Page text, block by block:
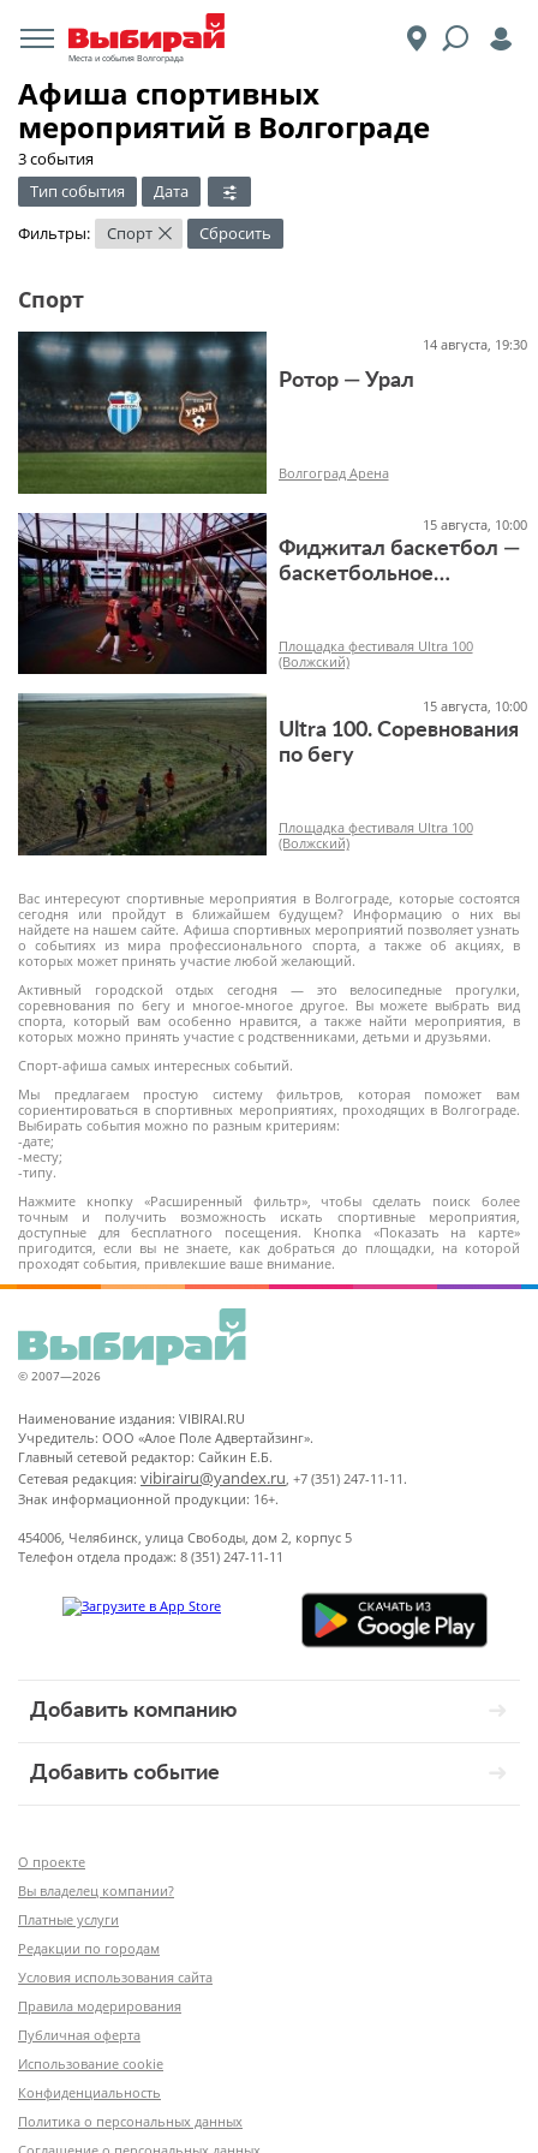
Места и события Волгограда
Афиша спортивных
мероприятий в Волгограде
3 события
Тип события
Дата
Фильтры:
Спорт × Сбросить
Вас интересуют спортивные мероприятия в Волгограде, которые состоятся
сегодня или пройдут в ближайшем будущем? Информацию о них вы
найдете на нашем сайте. Афиша спортивных мероприятий позволяет узнать
о событиях из мира профессионального спорта, а также об акциях, в
которых может принять участие любой желающий.
Активный городской отдых сегодня — это велосипедные прогулки,
соревнования по бегу и многое-многое другое. Вы можете выбрать вид
спорта, который вам особенно нравится, а также найти мероприятия, в
которых можно принять участие с родственниками, детьми и друзьями.
Спорт-афиша самых интересных событий.
Мы предлагаем простую систему фильтров, которая поможет вам
сориентироваться в спортивных мероприятиях, проходящих в Волгограде.
Выбирать события можно по разным критериям:
-дате;
-месту;
-типу.
Нажмите кнопку «Расширенный фильтр», чтобы сделать поиск более
точным и получить возможность искать спортивные мероприятия,
доступные для бесплатного посещения. Кнопка «Показать на карте»
пригодится, если вы не знаете, как добраться до площадки, на которой
проходят события, привлекшие ваше внимание.
Спорт
14 августа, 19:30
Ротор — Урал
Волгоград Арена
15 августа, 10:00
Фиджитал баскетбол —
баскетбольное
Площадка фестиваля Ultra 100
(Волжский)
15 августа, 10:00
Ultra 100. Соревнования
по бегу
Площадка фестиваля Ultra 100
(Волжский)
© 2007—2026
Наименование издания: VIBIRAI.RU
Учредитель: ООО «Алое Поле Адвертайзинг».
Главный сетевой редактор: Сайкин Е.Б.
Сетевая редакция: vibirairu@yandex.ru , +7 (351) 247-11-11.
Знак информационной продукции: 16+.
454006, Челябинск, улица Свободы, дом 2, корпус 5
Телефон отдела продаж: 8 (351) 247-11-11
Добавить компанию
Добавить событие
О проекте
Вы владелец компании?
Платные услуги
Редакции по городам
Условия использования сайта
Правила модерирования
Публичная оферта
Использование cookie
Конфиденциальность
Политика о персональных данных